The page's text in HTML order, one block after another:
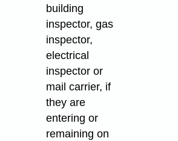
building
inspector, gas
inspector,
electrical
inspector or
mail carrier, if
they are
entering or
remaining on